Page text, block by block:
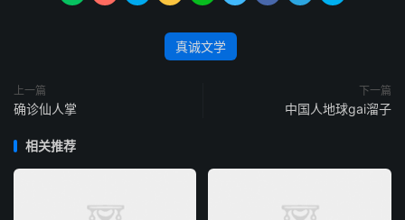
真诚文学
上一篇
确诊仙人掌
下一篇
中国人地球gai溜子
相关推荐